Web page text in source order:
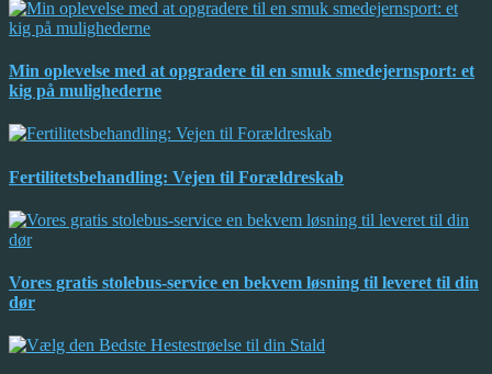
Min oplevelse med at opgradere til en smuk smedejernsport: et
kig på mulighederne
Fertilitetsbehandling: Vejen til Forældreskab
Vores gratis stolebus-service en bekvem løsning til leveret til din
dør